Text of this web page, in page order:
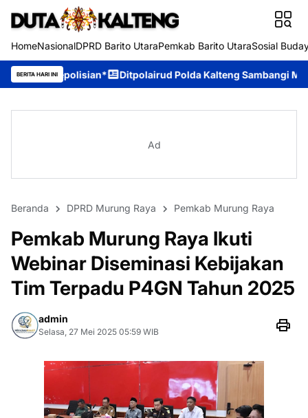
HomeNasionalDPRD Barito UtaraPemkab Barito UtaraSosial
BERITA HARI INI
Ditpolairud Polda Kalteng Sambangi Masyarakat, Berikan
Ad
Beranda DPRD Murung Raya Pemkab Murung Raya
Pemkab Murung Raya Ikuti
Webinar Diseminasi Kebijakan
Tim Terpadu P4GN Tahun 2025
admin
Selasa, 27 Mei 2025 05:59 WIB